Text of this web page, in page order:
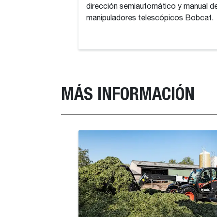
dirección semiautomático y manual
manipuladores telescópicos Bobcat.
MÁS INFORMACIÓN